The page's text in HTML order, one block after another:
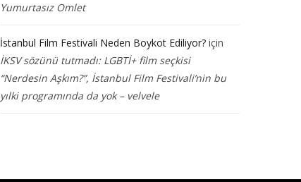
Yumurtasız Omlet
İstanbul Film Festivali Neden Boykot Ediliyor? için
İKSV sözünü tutmadı: LGBTİ+ film seçkisi
“Nerdesin Aşkım?”, İstanbul Film Festivali’nin bu
yılki programında da yok – velvele